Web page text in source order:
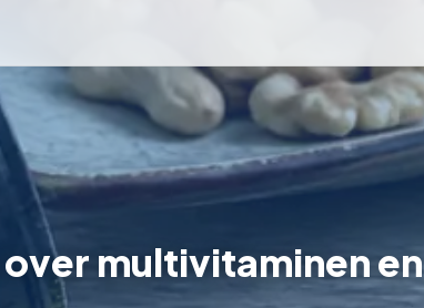
multivitaminen en